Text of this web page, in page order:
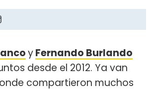
yFernando Burlando
desde el 2012. Ya van
compartieron muchos